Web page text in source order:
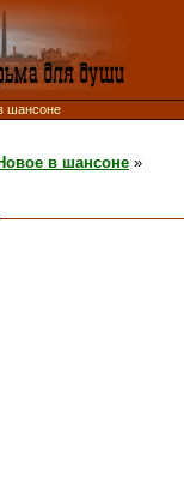
шансоне
в шансоне »